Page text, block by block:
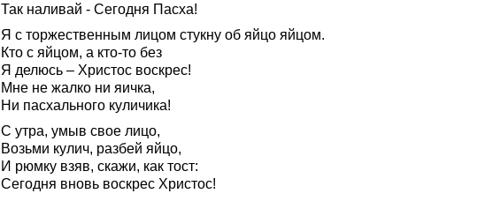
Так наливай - Сегодня Пасха!
Я с торжественным лицом стукну об яйцо яйцом.
Кто с яйцом, а кто-то без
Я делюсь – Христос воскрес!
Мне не жалко ни яичка,
Ни пасхального куличика!
С утра, умыв свое лицо,
Возьми кулич, разбей яйцо,
И рюмку взяв, скажи, как тост:
Сегодня вновь воскрес Христос!